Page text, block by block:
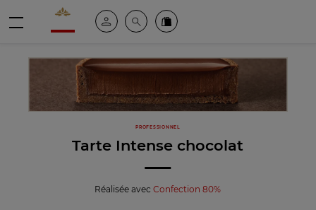
Valrhona - Imaginons le meilleur du chocolat
Espace clientRechercheCommandez en ligne
PROFESSIONNEL
Tarte Intense chocolat
Réalisée avecConfection 80%